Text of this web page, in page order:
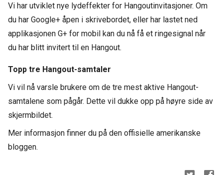
Vi har utviklet nye lydeffekter for Hangoutinvitasjoner. Om
du har Google+ åpen i skrivebordet, eller har lastet ned
applikasjonen G+ for mobil kan du nå få et ringesignal når
du har blitt invitert til en Hangout.
Topp tre Hangout-samtaler
Vi vil nå varsle brukere om de tre mest aktive Hangout-
samtalene som pågår. Dette vil dukke opp på høyre side av
skjermbildet.
Mer informasjon finner du på den offisielle amerikanske
bloggen.